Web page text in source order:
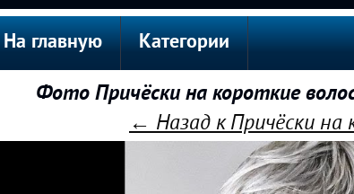
На главную Категории
Фото Причёски на короткие
← Назад к Причёски на